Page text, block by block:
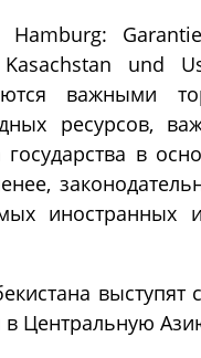
Hamburg:
und
важными
ресурсов,
в
иностранных
выступят
в Центральную